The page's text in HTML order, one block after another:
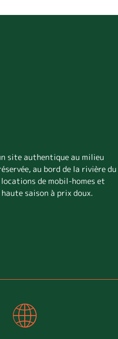
site authentique au milieu
au bord de la rivière du
de mobil-homes et
saison à prix doux.